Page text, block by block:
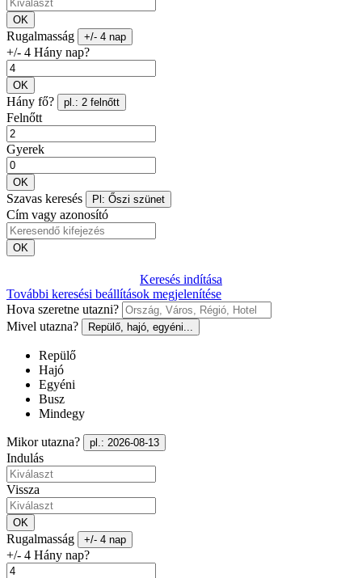
OK
Rugalmasság +/- 4 nap
+/- 4 Hány nap?
OK
Hány fő? pl.: 2 felnőtt
Felnőtt
Gyerek
OK
Szavas keresés Pl: Őszi szünet
Cím vagy azonosító
OK
Keresés indítása
További keresési beállítások megjelenítése
Hova szeretne utazni?
Mivel utazna?
Repülő, hajó, egyéni...
Repülő
Hajó
Egyéni
Busz
Mindegy
Mikor utazna? pl.: 2026-08-13
Indulás
Vissza
OK
Rugalmasság +/- 4 nap
+/- 4 Hány nap?